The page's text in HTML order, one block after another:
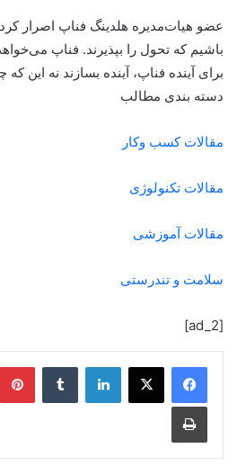
عضو هیات‌مدیره هلدینگ فناپ اصرار
باشیم که تحول را بپذیرند. فناپ
برای آینده فناپ، آینده بسازند نه این
دسته بندی مطالب
مقالات کسب وکار
مقالات تکنولوژی
مقالات آموزشی
سلامت و تندرستی
[ad_2]